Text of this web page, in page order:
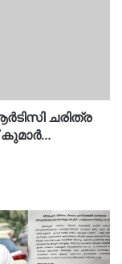
ചരിത്ര